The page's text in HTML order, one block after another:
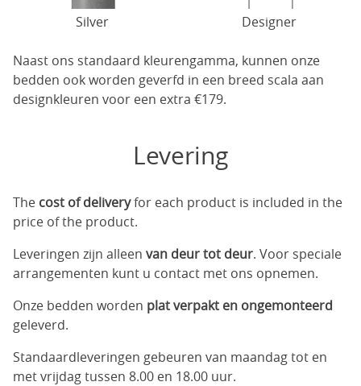
Silver Designer
Naast ons standaard kleurengamma, kunnen onze
bedden ook worden geverfd in een breed scala aan
designkleuren voor een extra €179.
Levering
The cost of deliveryfor each product is included in the
price of the product.
Leveringen zijn alleen van deur tot deur. Voor speciale
arrangementen kunt u contact met ons opnemen.
Onze bedden worden plat verpakt en ongemonteerd
geleverd.
Standaardleveringen gebeuren van maandag tot en
met vrijdag tussen 8.00 en 18.00 uur.